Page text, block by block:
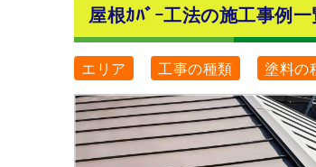
屋根ｶﾊﾞｰ工法の施工事例
エリア 工事の種類 塗料の